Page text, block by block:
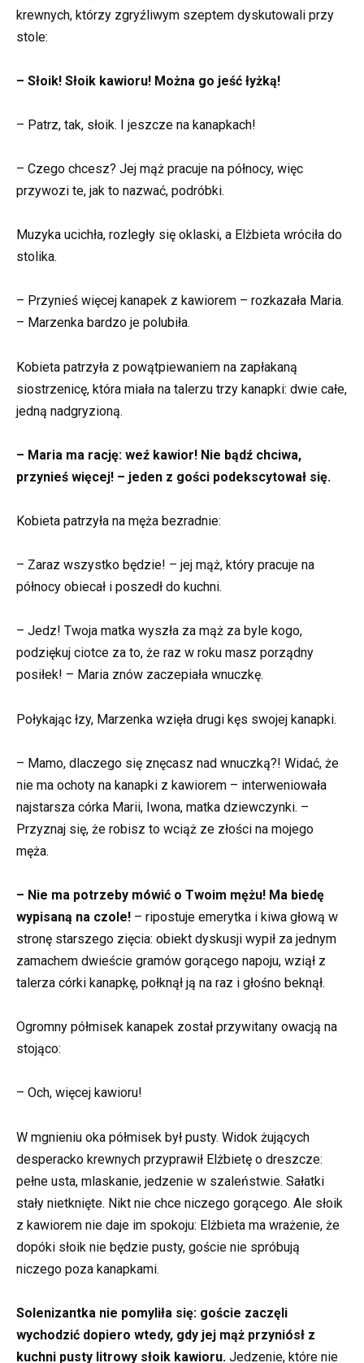
krewnych, którzy zgryźliwym szeptem dyskutowali przy
stole:
– Słoik! Słoik kawioru! Można go jeść łyżką!
– Patrz, tak, słoik. I jeszcze na kanapkach!
– Czego chcesz? Jej mąż pracuje na północy, więc
przywozi te, jak to nazwać, podróbki.
Muzyka ucichła, rozległy się oklaski, a Elżbieta wróciła do
stolika.
– Przynieś więcej kanapek z kawiorem – rozkazała Maria.
– Marzenka bardzo je polubiła.
Kobieta patrzyła z powątpiewaniem na zapłakaną
siostrzenicę, która miała na talerzu trzy kanapki: dwie całe,
jedną nadgryzioną.
– Maria ma rację: weź kawior! Nie bądź chciwa,
przynieś więcej! – jeden z gości podekscytował się.
Kobieta patrzyła na męża bezradnie:
– Zaraz wszystko będzie! – jej mąż, który pracuje na
północy obiecał i poszedł do kuchni.
– Jedz! Twoja matka wyszła za mąż za byle kogo,
podziękuj ciotce za to, że raz w roku masz porządny
posiłek! – Maria znów zaczepiała wnuczkę.
Połykając łzy, Marzenka wzięła drugi kęs swojej kanapki.
– Mamo, dlaczego się znęcasz nad wnuczką?! Widać, że
nie ma ochoty na kanapki z kawiorem – interweniowała
najstarsza córka Marii, Iwona, matka dziewczynki. –
Przyznaj się, że robisz to wciąż ze złości na mojego
męża.
– Nie ma potrzeby mówić o Twoim mężu! Ma biedę
wypisaną na czole! – ripostuje emerytka i kiwa głową w
stronę starszego zięcia: obiekt dyskusji wypił za jednym
zamachem dwieście gramów gorącego napoju, wziął z
talerza córki kanapkę, połknął ją na raz i głośno beknął.
Ogromny półmisek kanapek został przywitany owacją na
stojąco:
– Och, więcej kawioru!
W mgnieniu oka półmisek był pusty. Widok żujących
desperacko krewnych przyprawił Elżbietę o dreszcze:
pełne usta, mlaskanie, jedzenie w szaleństwie. Sałatki
stały nietknięte. Nikt nie chce niczego gorącego. Ale słoik
z kawiorem nie daje im spokoju: Elżbieta ma wrażenie, że
dopóki słoik nie będzie pusty, goście nie spróbują
niczego poza kanapkami.
Solenizantka nie pomyliła się: goście zaczęli
wychodzić dopiero wtedy, gdy jej mąż przyniósł z
kuchni pusty litrowy słoik kawioru. Jedzenie, które nie